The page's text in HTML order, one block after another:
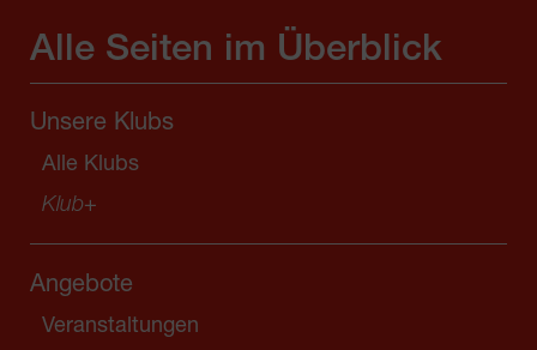
Alle Seiten im Überblick
Unsere Klubs
Alle Klubs
Klub+
Angebote
Veranstaltungen